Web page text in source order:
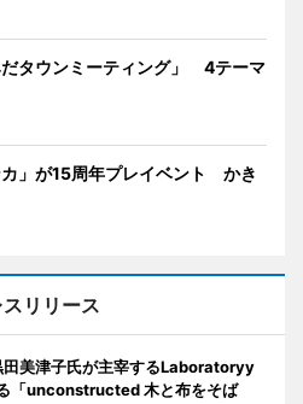
タウンミーティング」 4テーマ
」が15周年プレイベント かき
リリース
田美津子氏が主宰するLaboratoryy
「unconstructed 木と布をそば